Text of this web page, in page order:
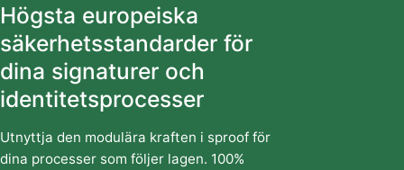
Högsta europeiska
säkerhetsstandarder för
dina signaturer och
identitetsprocesser
Utnyttja den modulära kraften i sproof för
dina processer som följer lagen. 100%